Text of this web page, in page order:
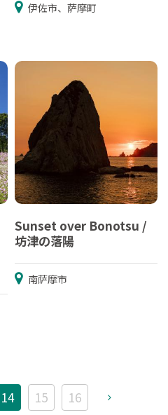
伊佐市、萨摩町
Sunset over Bonotsu /
坊津の落陽
南萨摩市
14 15 16